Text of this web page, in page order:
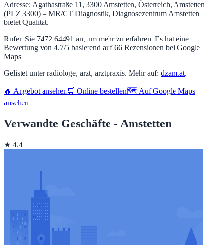
Adresse: Agathastraße 11, 3300 Amstetten, Österreich, Amstetten
(PLZ 3300) – MR/CT Diagnostik, Diagnosezentrum Amstetten
bietet Qualität.
Rufen Sie 7472 64491 an, um mehr zu erfahren. Es hat eine
Bewertung von 4.7/5 basierend auf 66 Rezensionen bei Google
Maps.
Gelistet unter radiologe, arzt, arztpraxis. Mehr auf: dzam.at.
🔥 Angebot ansehen 🛒 Online bestellen🗺️ Auf Google Maps
ansehen
Verwandte Geschäfte - Amstetten
★ 4.4